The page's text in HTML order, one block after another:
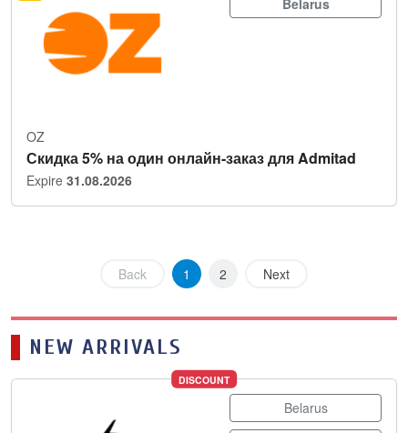
OZ
Скидка 5% на один онлайн-заказ для Admitad
Expire 31.08.2026
Back 1 2 Next
NEW ARRIVALS
DISCOUNT
Belarus